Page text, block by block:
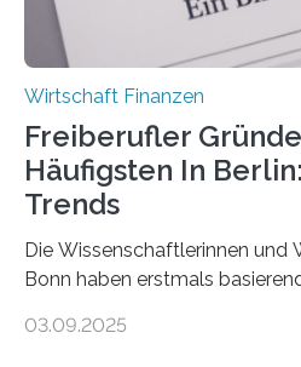
Wirtschaft Finanzen
Freiberufler
Häufigsten In
Trends
Die Wissenschaftlerinnen und
Bonn haben erstmals
Landkreise mit den meisten
03.09.2025